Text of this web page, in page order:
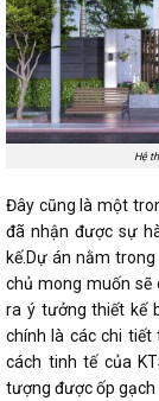
Hệ
Đây cũng là một
đã nhận được sự
kế.Dự án nằm
chủ mong muốn
ra ý tưởng thiết kế
chính là các chi
cách tinh tế của
tượng được ốp